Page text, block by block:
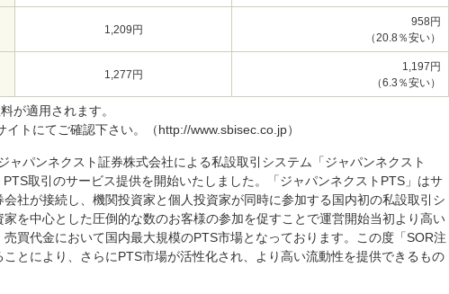
1,209円
958円
（20.8％安い）
1,277円
1,197円
（6.3％安い）
が適用されます。
トにてご確認下さい。（http://www.sbisec.co.jp）
ャパンネクスト証券株式会社による私設取引システム「ジャパンネクスト
取引のサービス提供を開始いたしました。「ジャパンネクストPTS」はサ
社が接続し、機関投資家と個人投資家が同時に参加する国内初の私設取引シ
を中心とした圧倒的な数のお客様の参加を促すことで運営開始当初より高い
買代金において国内最大規模のPTS市場となっております。この度「SOR注
とにより、さらにPTS市場が活性化され、より高い流動性を提供できるもの